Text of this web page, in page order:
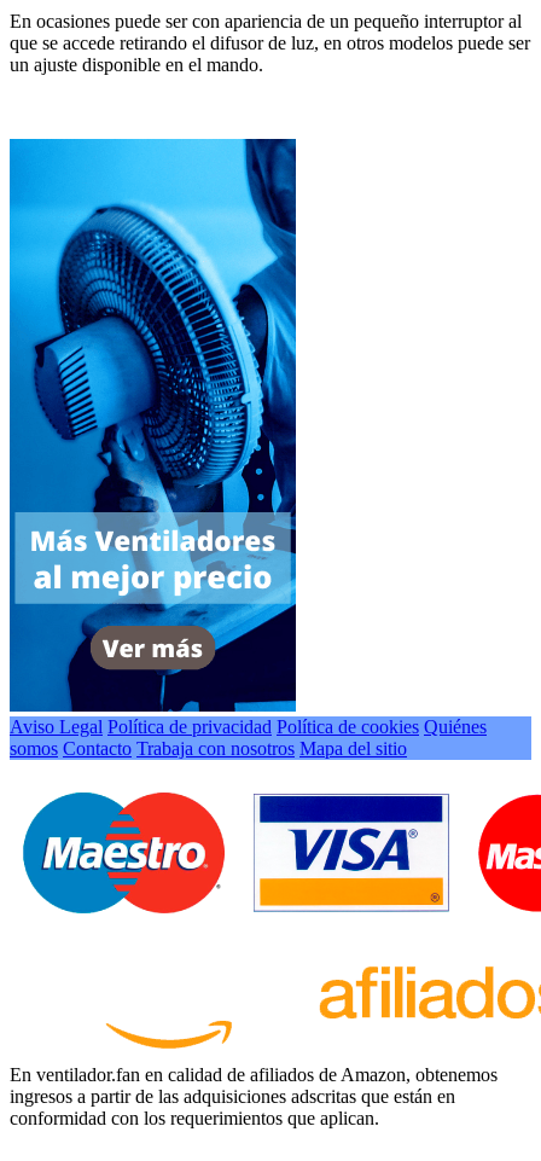
En ocasiones puede ser con apariencia de un pequeño interruptor al
que se accede retirando el difusor de luz, en otros modelos puede ser
un ajuste disponible en el mando.
Aviso Legal Política de privacidad Política de cookies Quiénes
somos Contacto Trabaja con nosotros Mapa del sitio
En ventilador.fan en calidad de afiliados de Amazon, obtenemos
ingresos a partir de las adquisiciones adscritas que están en
conformidad con los requerimientos que aplican.